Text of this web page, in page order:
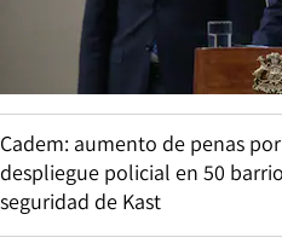
Cadem: aumento de penas
despliegue policial en 50
seguridad de Kast